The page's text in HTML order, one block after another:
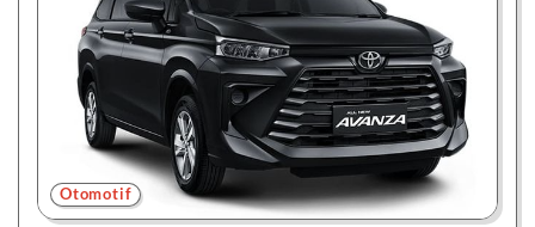
Otomotif